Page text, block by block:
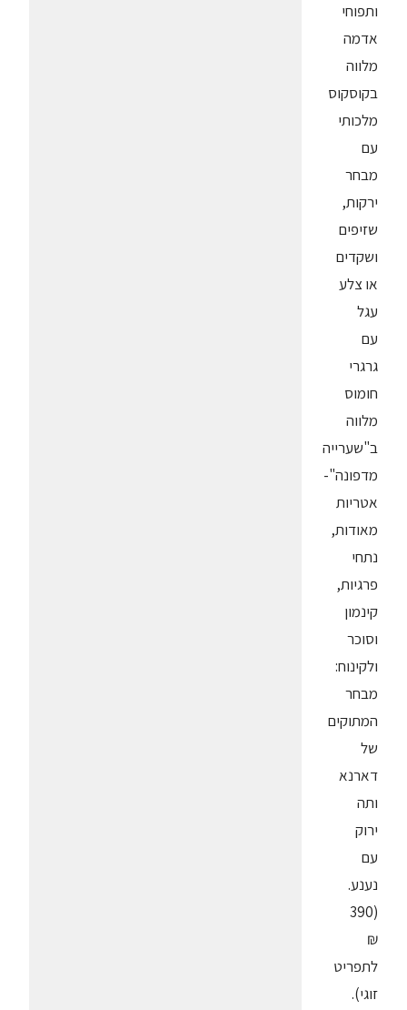
ותפוחי
אדמה
מלווה
בקוסקוס
מלכותי
עם
מבחר
ירקות,
שזיפים
ושקדים
או צלע
עגל
עם
גרגרי
חומוס
מלווה
ב"שערייה
מדפונה"-
אטריות
מאודות,
נתחי
פרגיות,
קינמון
וסוכר
ולקינוח:
מבחר
המתוקים
של
דארנא
ותה
ירוק
עם
נענע.
(390
₪
לתפריט
זוגי).